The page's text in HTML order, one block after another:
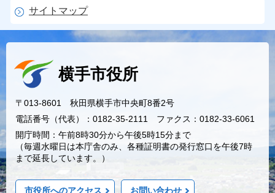
サイトマップ
横手市役所
〒013-8601 秋田県横手市中央町8番2号
電話番号（代表）：0182-35-2111 ファクス：0182-33-6061
開庁時間：午前8時30分から午後5時15分まで
（毎週水曜日は本庁舎のみ、各種証明書の発行窓口を午後7時
まで延長しています。）
市役所へのアクセス お問い合わせ